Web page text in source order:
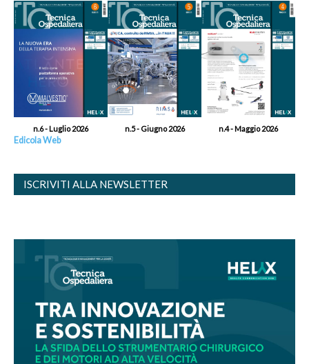
n.6 - Luglio 2026 n.5 - Giugno 2026 n.4 - Maggio 2026
Edicola Web
ISCRIVITI ALLA NEWSLETTER